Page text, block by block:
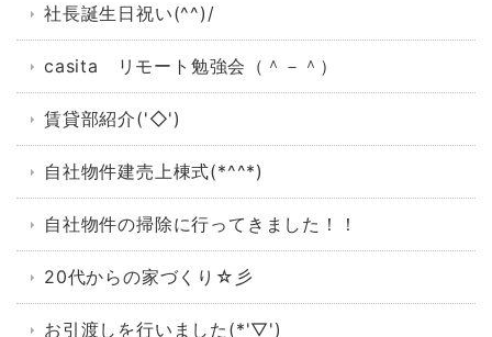
社長誕生日祝い(^^)/
casita リモート勉強会（＾－＾）
賃貸部紹介('◇')ゞ
自社物件建売上棟式(*^^*)
自社物件の掃除に行ってきました！！
20代からの家づくり☆彡
お引渡しを行いました(*'▽')